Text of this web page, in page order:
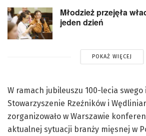
Młodzież przejęła
jeden dzień
POKAŻ WIĘCEJ
W ramach jubileuszu 100-lecia
Stowarzyszenie Rzeźników i
zorganizowało w Warszawie
aktualnej sytuacji branży mięsnej w